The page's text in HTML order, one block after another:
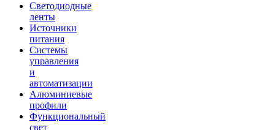
Светодиодные
ленты
Источники
питания
Системы
управления
и
автоматизации
Алюминиевые
профили
Функциональный
свет